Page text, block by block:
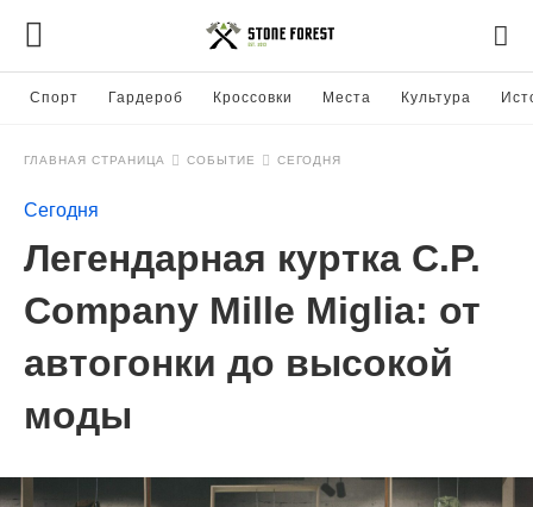
Спорт Гардероб Кроссовки Места Культура
ГЛАВНАЯ СТРАНИЦА СОБЫТИЕ СЕГОДНЯ
Сегодня
Легендарная куртка C.P.
Company Mille Miglia: от
автогонки до высокой
моды